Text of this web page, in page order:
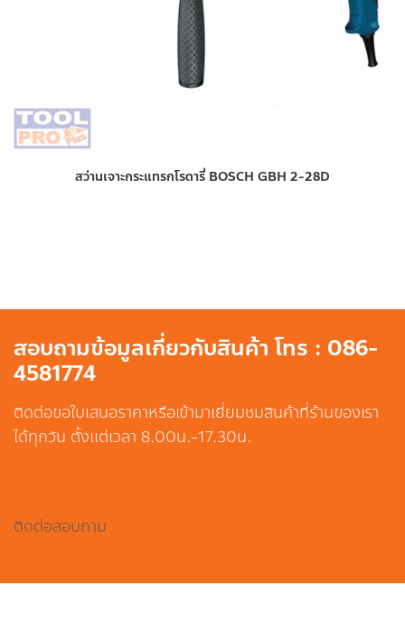
สว่านเจาะกระแทรกโรตารี่ BOSCH GBH 2-28D
สอบถามข้อมูลเกี่ยวกับสินค้า โทร : 086-
4581774
ติดต่อขอใบเสนอราคาหรือเข้ามาเยี่ยมชมสินค้าที่ร้านของเรา
ได้ทุกวัน ตั้งแต่เวลา 8.00น.-17.30น.
ติดต่อสอบถาม